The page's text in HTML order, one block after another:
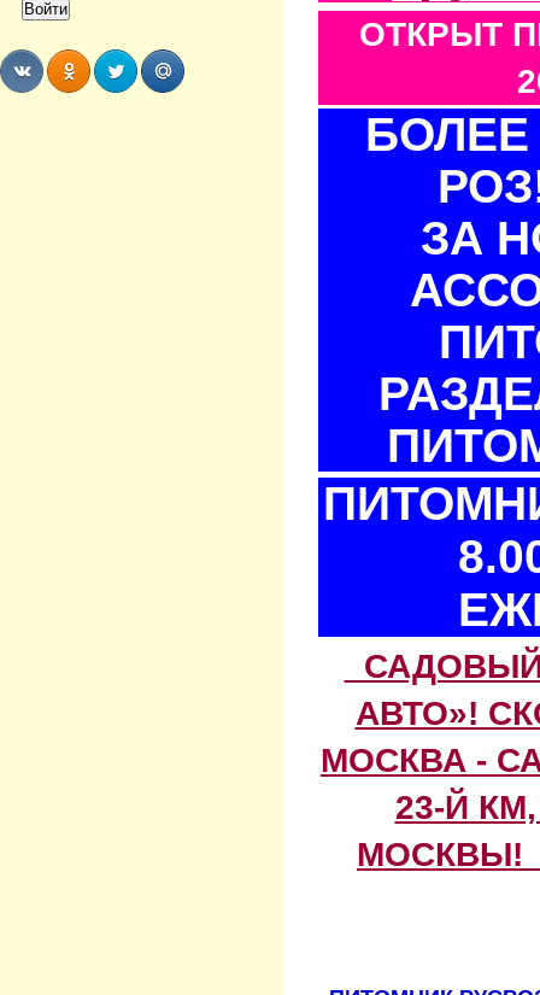
ОТКРЫТ
БОЛЕЕ
ЗА
АВТО»!
МОСКВА -
23-Й
МОСКВЫ!